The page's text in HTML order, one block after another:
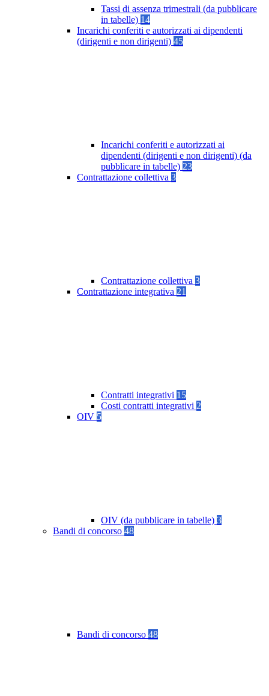
Tassi di assenza trimestrali (da pubblicare
in tabelle) 14
Incarichi conferiti e autorizzati ai dipendenti
(dirigenti e non dirigenti) 45
Incarichi conferiti e autorizzati ai
dipendenti (dirigenti e non dirigenti) (da
pubblicare in tabelle) 23
Contrattazione collettiva 3
Contrattazione collettiva 3
Contrattazione integrativa 21
Contratti integrativi 15
Costi contratti integrativi 2
OIV 5
OIV (da pubblicare in tabelle) 3
Bandi di concorso 48
Bandi di concorso 48